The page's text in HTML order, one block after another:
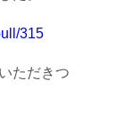
315
ただきつ